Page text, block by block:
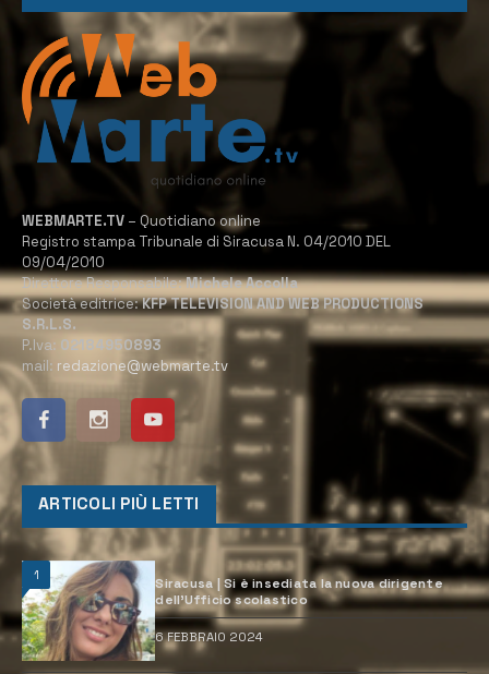
WEBMARTE.TV – Quotidiano online
Registro stampa Tribunale di Siracusa N. 04/2010 DEL
09/04/2010
Direttore Responsabile:Michele Accolla
Società editrice:KFP TELEVISION AND WEB PRODUCTIONS
S.R.L.S.
P.Iva: 02184950893
mail: redazione@webmarte.tv
ARTICOLI PIÙ LETTI
1
Siracusa | Si è insediata la nuova dirigente
dell’Ufficio scolastico
6 FEBBRAIO 2024